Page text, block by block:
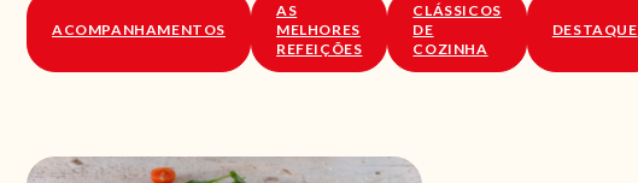
ACOMPANHAMENTOS
AS
MELHORES
REFEIÇÕES
CLÁSSICOS
DE
COZINHA
DESTAQUE